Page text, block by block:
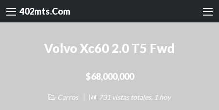
402mts.Com
Volvo Xc60 2.0 T5 Fwd
$68,000,000
Carros 731 vistas totales, 1 hoy